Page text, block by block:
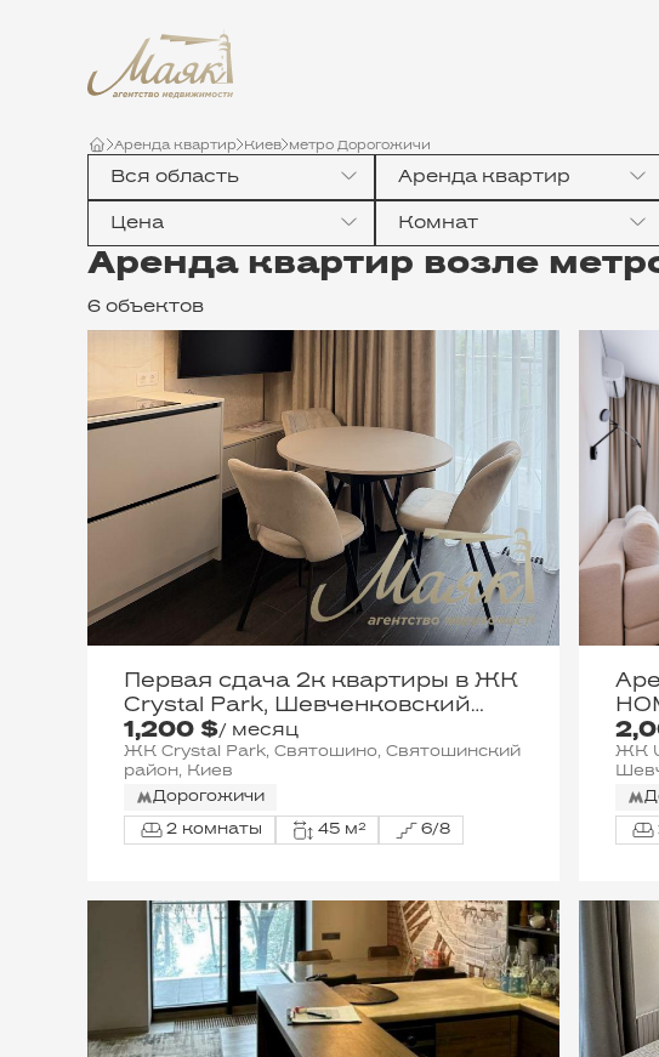
Аренда квартир Киев метро Дорогожичи
Аренда квартир
Цена Комнат
Аренда квартир возле
6 объектов
1,200 $/ месяц
Первая сдача 2к квартиры в ЖК
Crystal Park, Шевченковский
район
ЖК Crystal Park, Святошино, Святошинский
район, Киев
Дорогожичи
2 комнаты 45 м² 6/8
ЖК